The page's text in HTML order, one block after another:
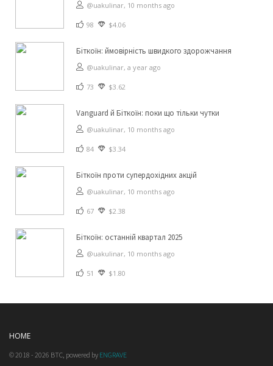
@uakulinar, 10 months ago
98 $4.06
Біткоїн: ймовірність швидкого здорожчання
@uakulinar, a year ago
73 $3.62
Vanguard й Біткоїн: поки що тільки чутки
@uakulinar, 10 months ago
84 $3.34
Біткоїн проти супердохідних акцій
@uakulinar, 10 months ago
67 $2.38
Біткоїн: останній квартал 2025
@uakulinar, 10 months ago
51 $1.80
HOME
© 2018 - 2026 BTC, powered by ENGRAVE